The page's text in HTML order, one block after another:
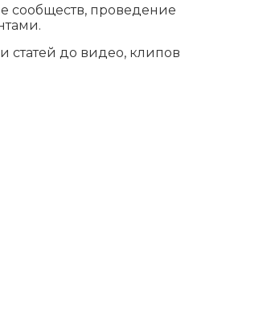
сообществ, проведение
статей до видео, клипов